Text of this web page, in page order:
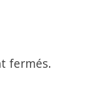
fermés.